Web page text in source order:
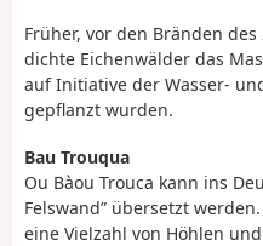
Früher, vor den Bränden
dichte Eichenwälder das
auf Initiative der Wasser-
gepflanzt wurden.
Bau Trouqua
Ou Bàou Trouca kann ins
Felswand” übersetzt
eine Vielzahl von Höhlen